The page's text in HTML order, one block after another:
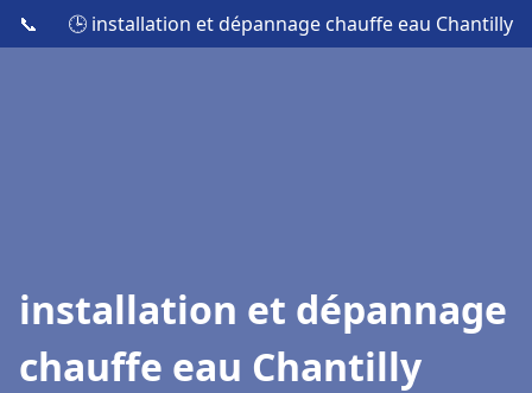
📞 🕒 installation et dépannage chauffe eau Chantilly
installation et dépannage
chauffe eau Chantilly